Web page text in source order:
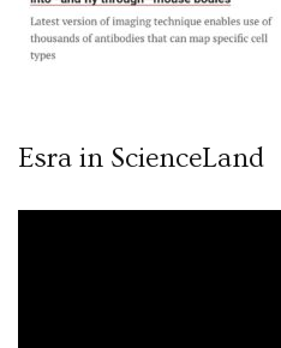
Esra in ScienceLand